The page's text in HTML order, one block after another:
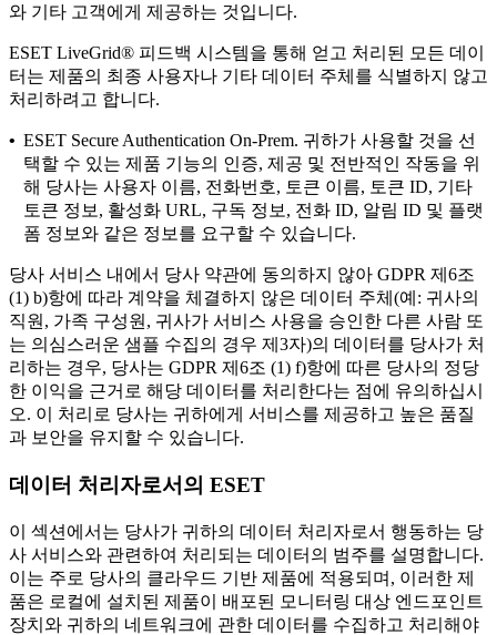
와 기타 고객에게 제공하는 것입니다.
ESET LiveGrid® 피드백 시스템을 통해 얻고 처리된 모든 데이
터는 제품의 최종 사용자나 기타 데이터 주체를 식별하지 않고
처리하려고 합니다.
• ESET Secure Authentication On-Prem. 귀하가 사용할 것을 선
택할 수 있는 제품 기능의 인증, 제공 및 전반적인 작동을 위
해 당사는 사용자 이름, 전화번호, 토큰 이름, 토큰 ID, 기타
토큰 정보, 활성화 URL, 구독 정보, 전화 ID, 알림 ID 및 플랫
폼 정보와 같은 정보를 요구할 수 있습니다.
당사 서비스 내에서 당사 약관에 동의하지 않아 GDPR 제6조
(1) b)항에 따라 계약을 체결하지 않은 데이터 주체(예: 귀사의
직원, 가족 구성원, 귀사가 서비스 사용을 승인한 다른 사람 또
는 의심스러운 샘플 수집의 경우 제3자)의 데이터를 당사가 처
리하는 경우, 당사는 GDPR 제6조 (1) f)항에 따른 당사의 정당
한 이익을 근거로 해당 데이터를 처리한다는 점에 유의하십시
오. 이 처리로 당사는 귀하에게 서비스를 제공하고 높은 품질
과 보안을 유지할 수 있습니다.
데이터 처리자로서의 ESET
이 섹션에서는 당사가 귀하의 데이터 처리자로서 행동하는 당
사 서비스와 관련하여 처리되는 데이터의 범주를 설명합니다.
이는 주로 당사의 클라우드 기반 제품에 적용되며, 이러한 제
품은 로컬에 설치된 제품이 배포된 모니터링 대상 엔드포인트
장치와 귀하의 네트워크에 관한 데이터를 수집하고 처리해야